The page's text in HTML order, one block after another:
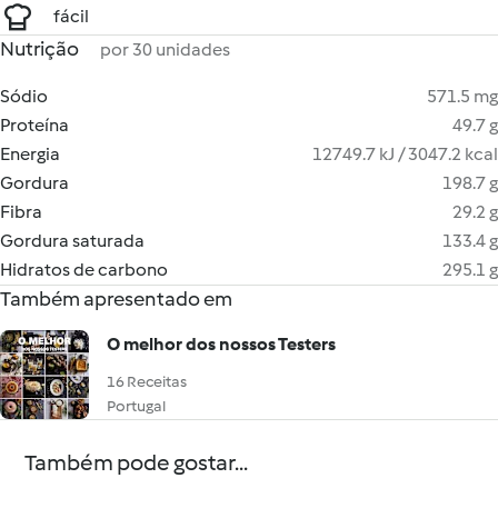
fácil
Nutrição por 30 unidades
Sódio
571.5 mg
Proteína
49.7 g
Energia
12749.7 kJ / 3047.2 kcal
Gordura
198.7 g
Fibra
29.2 g
Gordura saturada
133.4 g
Hidratos de carbono
295.1 g
Também apresentado em
O melhor dos nossos Testers
16 Receitas
Portugal
Também pode gostar...